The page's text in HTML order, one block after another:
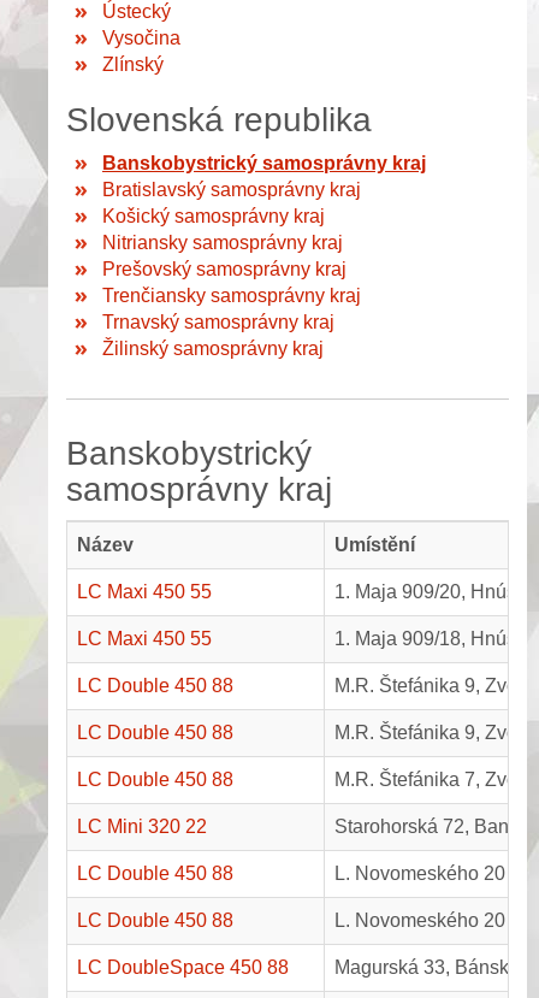
Ústecký
Vysočina
Zlínský
Slovenská republika
Banskobystrický samosprávny kraj
Bratislavský samosprávny kraj
Košický samosprávny kraj
Nitriansky samosprávny kraj
Prešovský samosprávny kraj
Trenčiansky samosprávny kraj
Trnavský samosprávny kraj
Žilinský samosprávny kraj
Banskobystrický
samosprávny kraj
Název Umístění
LC Maxi 450 55 1. Maja 909/20, Hnúšťa
LC Maxi 450 55 1. Maja 909/18, Hnúšťa
LC Double 450 88 M.R. Štefánika 9,
LC Double 450 88 M.R. Štefánika 9,
LC Double 450 88 M.R. Štefánika 7,
LC Mini 320 22 Starohorská 72,
LC Double 450 88 L. Novomeského 20
LC Double 450 88 L. Novomeského 20
LC DoubleSpace 450 88 Magurská 33, Bánská